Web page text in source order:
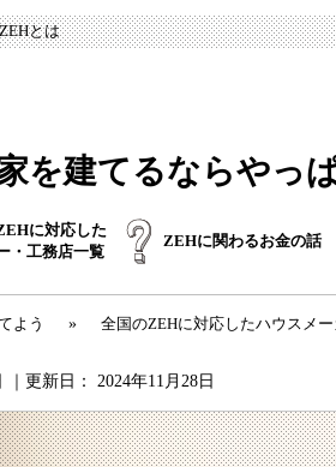
とは
を建てるならやっ
に対応した
・工務店一覧
ZEHに関わるお金の話
よう » 全国のZEHに対応したハウスメ
｜更新日： 2024年11月28日